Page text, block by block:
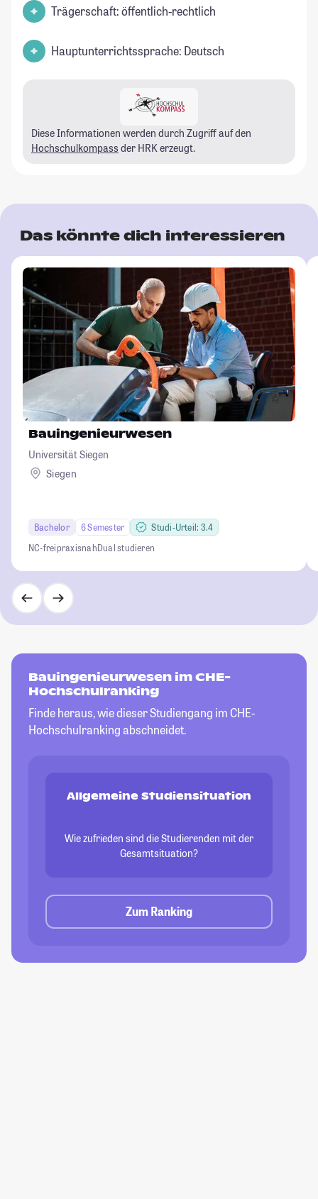
Trägerschaft: öffentlich-rechtlich
Hauptunterrichtssprache: Deutsch
Diese Informationen werden durch Zugriff auf den
Hochschulkompass der HRK erzeugt.
Das könnte dich interessieren
Bauingenieurwesen
Universität Siegen
Siegen
Bachelor 6 Semester
Studi-Urteil: 3.4
NC-freipraxisnahDual studieren
Bauingenieurwesen im CHE-
Hochschulranking
Finde heraus, wie dieser Studiengang im CHE-
Hochschulranking abschneidet.
Allgemeine Studiensituation
Wie zufrieden sind die Studierenden mit der
Gesamtsituation?
Zum Ranking